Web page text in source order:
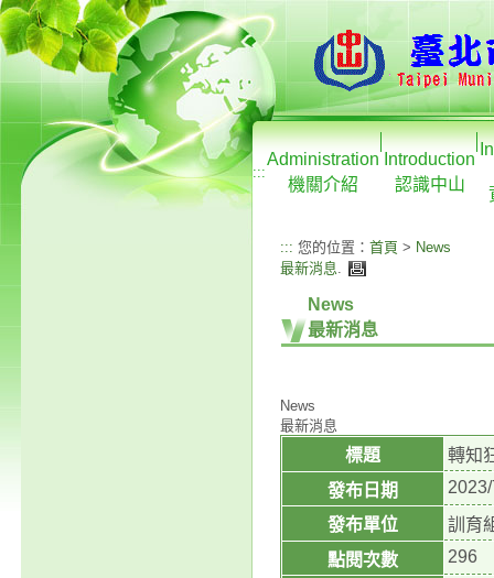
:::
Administration
機關介紹
Introduction
認識中山
::: 您的位置： 首頁 > News
最新消息.
News
最新消息
News
最新消息
標題
轉知
發布日期
發布單位
訓育
點閱次數
296